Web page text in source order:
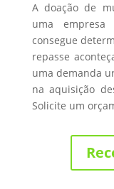
A doação de
uma empresa
consegue
repasse
uma demanda
na aquisição
Solicite um